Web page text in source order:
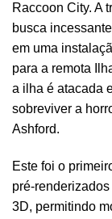
Raccoon City. A
busca
em uma
para a remota
a ilha é atacada
sobreviver a
Ashford.
Este foi o
pré-
3D, permitindo